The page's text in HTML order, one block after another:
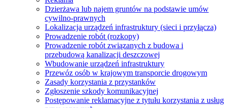
Dzierżawa lub najem gruntów na podstawie umów
cywilno-prawnych
Lokalizacja urządzeń infrastruktury (sieci i przyłącza)
Prowadzenie robót (rozkopy)
Prowadzenie robót związanych z budowa i
przebudową kanalizacji deszczowej
Wbudowanie urządzeń infrastruktury
Przewóz osób w krajowym transporcie drogowym
Zasady korzystania z przystanków
Zgłoszenie szkody komunikacyjnej
Postępowanie reklamacyjne z tytułu korzystania z usług